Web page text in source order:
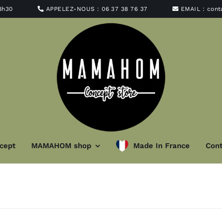
APPELEZ-NOUS :06 37 38 76 37 EMAIL :
MAMAHOM shop Made In France